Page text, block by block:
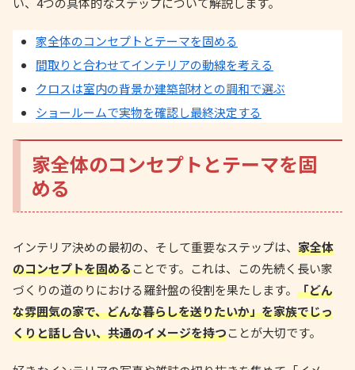
家全体のコンセプトとテーマを固める
間取りと合わせてインテリアの動線を考える
クロスは室内の背景か建築部材との調和で選ぶ
ショールームで実物を確認し最終決定する
家全体のコンセプトとテーマを固
める
インテリア決めの最初の、そして重要なステップは、 家全体
のコンセプトを固めることです。これは、この先続く長い家
づくりの道のりにおける羅針盤の役割を果たします。 「どん
な雰囲気の家で、どんな暮らしを送りたいか」を家族でじっ
くりと話し合い、共通のイメージを持つことが大切です。